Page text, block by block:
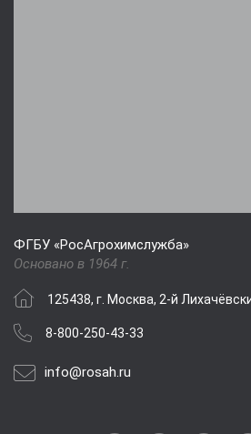
ФГБУ «РосАгрохимслужба»
Основано в 1964 г.
125438, г. Москва, 2-й
8-800-250-43-33
info@rosah.ru